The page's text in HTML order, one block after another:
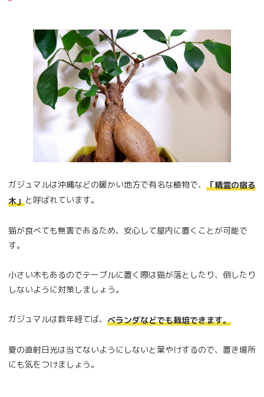
ガジュマルは沖縄などの暖かい地方で有名な植物で、 「精霊の宿る
木」と呼ばれています。
猫が食べても無害であるため、安心して屋内に置くことが可能で
す。
小さい木もあるのでテーブルに置く際は猫が落としたり、倒したり
しないように対策しましょう。
ガジュマルは数年経てば、 ベランダなどでも栽培できます。
夏の直射日光は当てないようにしないと葉やけするので、置き場所
にも気をつけましょう。